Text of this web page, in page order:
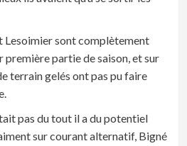
Lesoimier sont complètement
première partie de saison, et sur
terrain gelés ont pas pu faire
pas du tout il a du potentiel
sur courant alternatif, Bigné